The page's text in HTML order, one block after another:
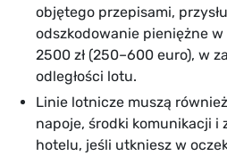
objętego przepisami,
odszkodowanie pieniężne w
2500 zł (250–600 euro), w
odległości lotu.
Linie lotnicze muszą
napoje, środki komunikacji i
hotelu, jeśli utkniesz w